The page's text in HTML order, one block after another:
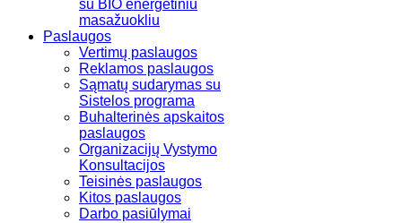
su BIO energetiniu
masažuokliu
Paslaugos
Vertimų paslaugos
Reklamos paslaugos
Sąmatų sudarymas su
Sistelos programa
Buhalterinės apskaitos
paslaugos
Organizacijų Vystymo
Konsultacijos
Teisinės paslaugos
Kitos paslaugos
Darbo pasiūlymai